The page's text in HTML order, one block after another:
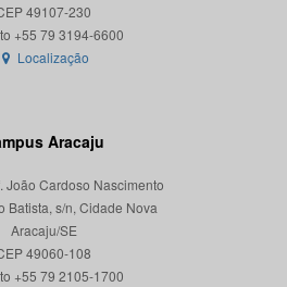
49107-230
Localização
Aracaju
João Cardoso Nascimento
Batista, s/n, Cidade Nova
Aracaju/SE
49060-108